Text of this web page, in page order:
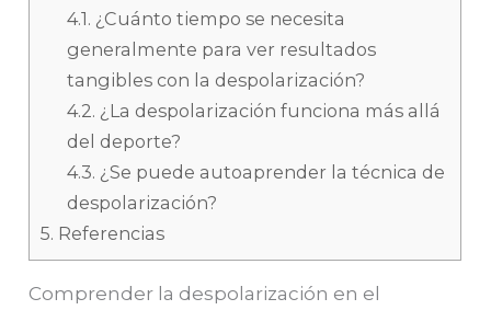
4.1. ¿Cuánto tiempo se necesita
generalmente para ver resultados
tangibles con la despolarización?
4.2. ¿La despolarización funciona más allá
del deporte?
4.3. ¿Se puede autoaprender la técnica de
despolarización?
5. Referencias
Comprender la despolarización en el